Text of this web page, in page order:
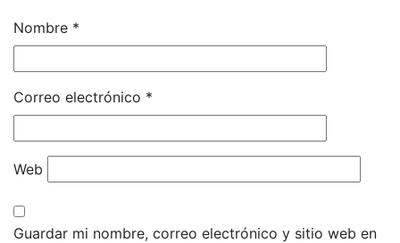
Nombre *
Correo electrónico *
Web
Guardar mi nombre, correo electrónico y sitio web en